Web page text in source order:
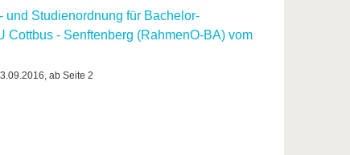
und Studienordnung für Bachelor-
Cottbus - Senftenberg (RahmenO-BA) vom
ab Seite 2